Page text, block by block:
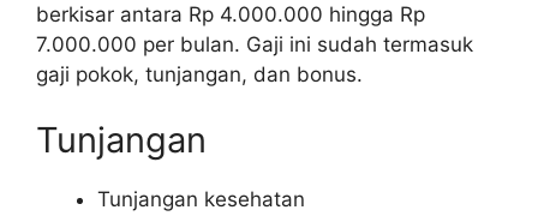
berkisar antara Rp 4.000.000 hingga Rp
7.000.000 per bulan. Gaji ini sudah termasuk
gaji pokok, tunjangan, dan bonus.
Tunjangan
Tunjangan kesehatan